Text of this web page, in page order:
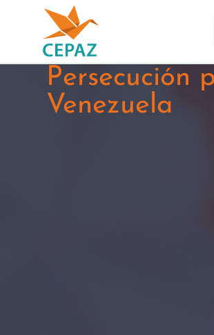
Persecución
Venezuela